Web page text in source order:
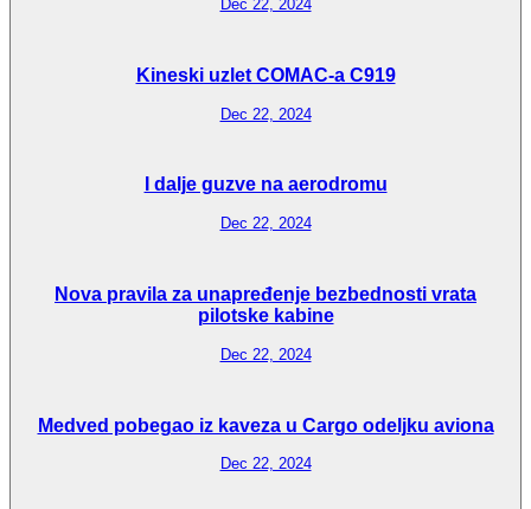
Dec 22, 2024
Kineski uzlet COMAC-a C919
Dec 22, 2024
I dalje guzve na aerodromu
Dec 22, 2024
Nova pravila za unapređenje bezbednosti vrata
pilotske kabine
Dec 22, 2024
Medved pobegao iz kaveza u Cargo odeljku aviona
Dec 22, 2024